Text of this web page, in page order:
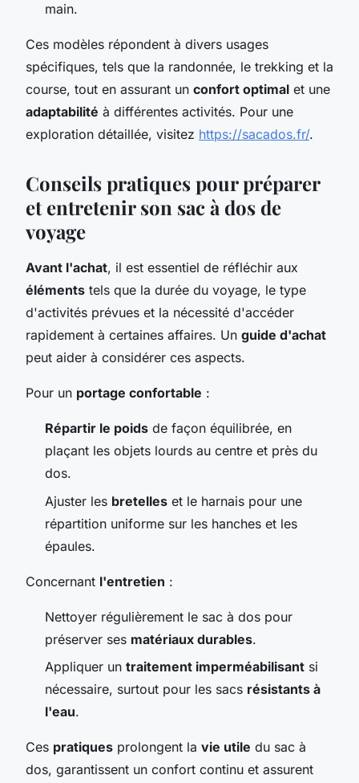
main.
Ces modèles répondent à divers usages
spécifiques, tels que la randonnée, le trekking et la
course, tout en assurant un confort optimal et une
adaptabilité à différentes activités. Pour une
exploration détaillée, visitez https://sacados.fr/.
Conseils pratiques pour préparer
et entretenir son sac à dos de
voyage
Avant l'achat, il est essentiel de réfléchir aux
éléments tels que la durée du voyage, le type
d'activités prévues et la nécessité d'accéder
rapidement à certaines affaires. Un guide d'achat
peut aider à considérer ces aspects.
Pour un portage confortable :
Répartir le poids de façon équilibrée, en
plaçant les objets lourds au centre et près du
dos.
Ajuster les bretelles et le harnais pour une
répartition uniforme sur les hanches et les
épaules.
Concernant l'entretien :
Nettoyer régulièrement le sac à dos pour
préserver ses matériaux durables.
Appliquer un traitement imperméabilisant si
nécessaire, surtout pour les sacs résistants à
l'eau.
Ces pratiques prolongent la vie utile du sac à
dos, garantissent un confort continu et assurent